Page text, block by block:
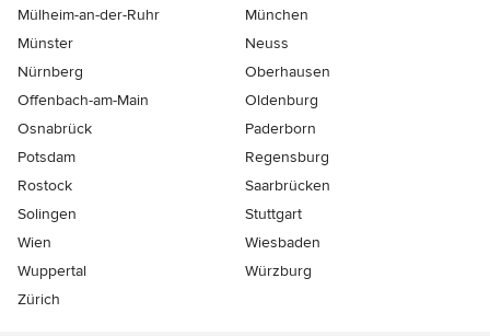
Mülheim-an-der-Ruhr
München
Münster
Neuss
Nürnberg
Oberhausen
Offenbach-am-Main
Oldenburg
Osnabrück
Paderborn
Potsdam
Regensburg
Rostock
Saarbrücken
Solingen
Stuttgart
Wien
Wiesbaden
Wuppertal
Würzburg
Zürich